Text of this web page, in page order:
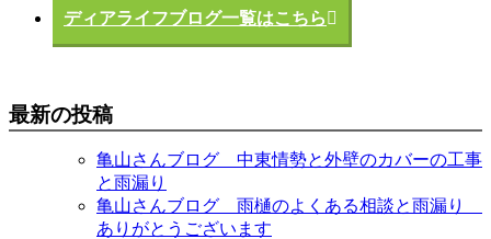
ディアライフブログ一覧はこちら
最新の投稿
亀山さんブログ 中東情勢と外壁のカバーの工事
と雨漏り
亀山さんブログ 雨樋のよくある相談と雨漏り
ありがとうございます